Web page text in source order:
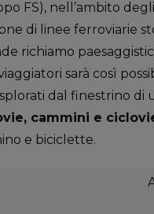
FS), nell’ambito
di linee ferroviarie
richiamo
sarà così
dal finestrino di
cammini e
e biciclette.